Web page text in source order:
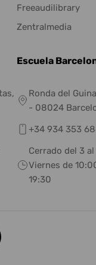
Freeaudilibrary
Zentralmedia
Escuela
Ronda del
- 08024
+34 934 353
Cerrado del 3
Viernes de
19:30
missing: